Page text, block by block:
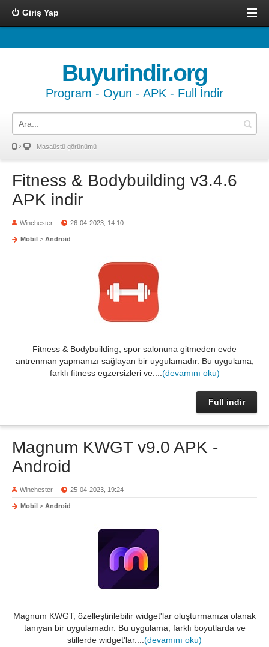
Giriş Yap
Buyurindir.org
Program - Oyun - APK - Full İndir
Masaüstü görünümü
Fitness & Bodybuilding v3.4.6
APK indir
Winchester 26-04-2023, 14:10
Mobil > Android
Fitness & Bodybuilding, spor salonuna gitmeden evde
antrenman yapmanızı sağlayan bir uygulamadır. Bu uygulama,
farklı fitness egzersizleri ve.... (devamını oku)
Full indir
Magnum KWGT v9.0 APK -
Android
Winchester 25-04-2023, 19:24
Mobil > Android
Magnum KWGT, özelleştirilebilir widget'lar oluşturmanıza olanak
tanıyan bir uygulamadır. Bu uygulama, farklı boyutlarda ve
stillerde widget'lar.... (devamını oku)